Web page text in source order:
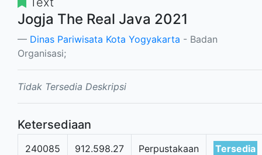
Jogja The Real Java 2021
Dinas Pariwisata Kota Yogyakarta - Badan
Organisasi;
Tidak Tersedia Deskripsi
Ketersediaan
240085
912.598.27
Perpustakaan
Tersedia